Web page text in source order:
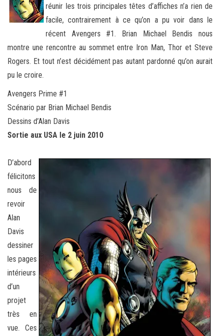
réunir les trois principales têtes d’affiches n’a rien de
facile, contrairement à ce qu’on a pu voir dans le
récent Avengers #1. Brian Michael Bendis nous
montre une rencontre au sommet entre Iron Man, Thor et Steve
Rogers. Et tout n’est décidément pas autant pardonné qu’on aurait
pu le croire.
Avengers Prime #1
Scénario par Brian Michael Bendis
Dessins d’Alan Davis
Sortie aux USA le 2 juin 2010
D’abord
félicitons
nous de
revoir
Alan
Davis
dessiner
les pages
intérieurs
d’un
projet
très en
vue. Ces